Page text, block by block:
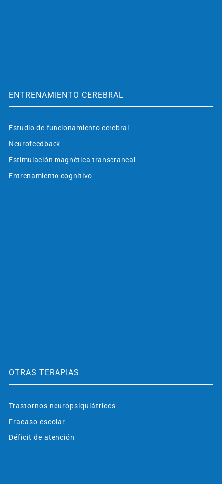
ENTRENAMIENTO CEREBRAL
Estudio de funcionamiento cerebral
Neurofeedback
Estimulación magnética transcraneal
Entrenamiento cognitivo
OTRAS TERAPIAS
Trastornos neuropsiquiátricos
Fracaso escolar
Déficit de atención